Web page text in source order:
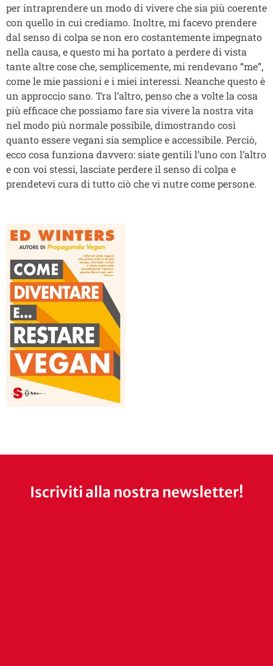
per intraprendere un modo di vivere che sia più coerente
con quello in cui crediamo. Inoltre, mi facevo prendere
dal senso di colpa se non ero costantemente impegnato
nella causa, e questo mi ha portato a perdere di vista
tante altre cose che, semplicemente, mi rendevano “me”,
come le mie passioni e i miei interessi. Neanche questo è
un approccio sano. Tra l’altro, penso che a volte la cosa
più efficace che possiamo fare sia vivere la nostra vita
nel modo più normale possibile, dimostrando così
quanto essere vegani sia semplice e accessibile. Perciò,
ecco cosa funziona davvero: siate gentili l’uno con l’altro
e con voi stessi, lasciate perdere il senso di colpa e
prendetevi cura di tutto ciò che vi nutre come persone.
Iscriviti alla nostra newsletter!